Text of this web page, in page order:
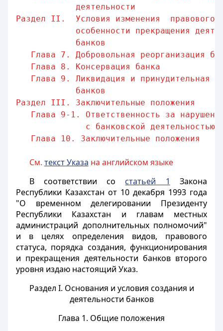
деятельности
Раздел II.  Условия изменения
особенности прекращения
банков
Глава 7. Добровольная реорганизация
Глава 8. Консервация банка
Глава 9. Ликвидация и принудительная
банков
Раздел III. Заключительные положения
Глава 9-1. Ответственность за
с банковской деятельностью
Глава 10. Заключительные положения
См. текст Указа на английском языке
В соответствии со статьей 1
Закона
Республики Казахстан от 10 декабря 1993 года
"О временном делегировании Президенту
Республики Казахстан и главам местных
администраций дополнительных полномочий"
и в целях определения видов, правового
статуса, порядка создания, функционирования
и прекращения деятельности банков второго
уровня издаю настоящий Указ.
Раздел I. Основания и условия создания и
деятельности банков
Глава 1. Общие положения